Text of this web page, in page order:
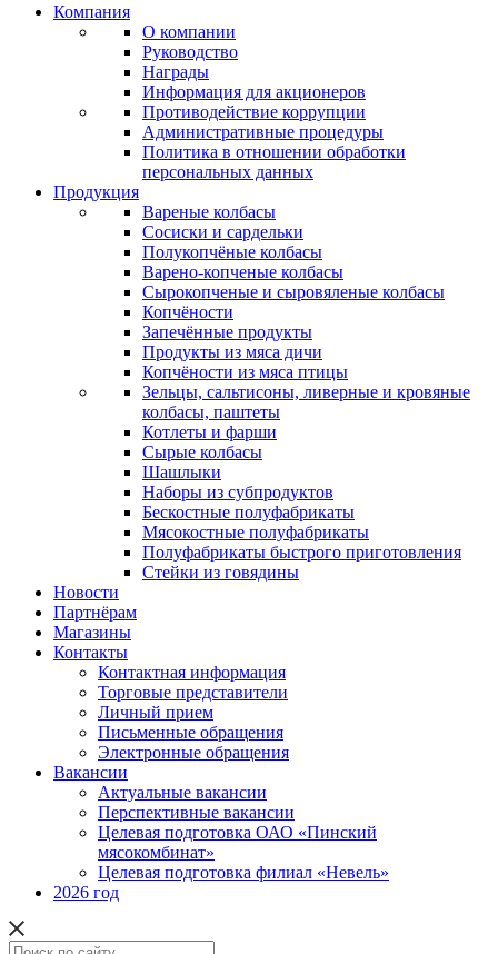
Компания
О компании
Руководство
Награды
Информация для акционеров
Противодействие коррупции
Административные процедуры
Политика в отношении обработки
персональных данных
Продукция
Вареные колбасы
Сосиски и сардельки
Полукопчёные колбасы
Варено-копченые колбасы
Сырокопченые и сыровяленые колбасы
Копчёности
Запечённые продукты
Продукты из мяса дичи
Копчёности из мяса птицы
Зельцы, сальтисоны, ливерные и кровяные
колбасы, паштеты
Котлеты и фарши
Сырые колбасы
Шашлыки
Наборы из субпродуктов
Бескостные полуфабрикаты
Мясокостные полуфабрикаты
Полуфабрикаты быстрого приготовления
Стейки из говядины
Новости
Партнёрам
Магазины
Контакты
Контактная информация
Торговые представители
Личный прием
Письменные обращения
Электронные обращения
Вакансии
Актуальные вакансии
Перспективные вакансии
Целевая подготовка ОАО «Пинский
мясокомбинат»
Целевая подготовка филиал «Невель»
2026 год